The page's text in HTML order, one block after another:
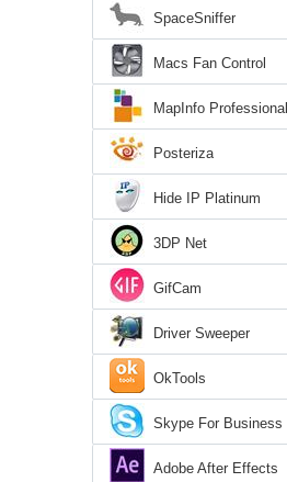
SpaceSniffer
Macs Fan Control
MapInfo Professional
Posteriza
Hide IP Platinum
3DP Net
GifCam
Driver Sweeper
OkTools
Skype For Business
Adobe After Effects